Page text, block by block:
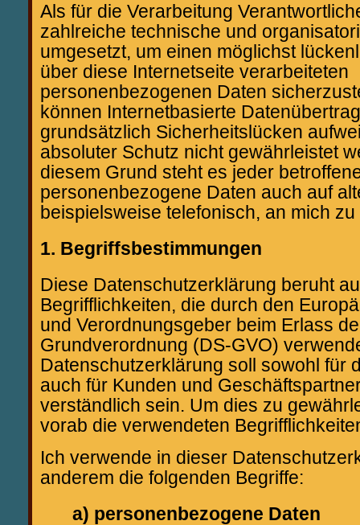
Als für die Verarbeitung
zahlreiche technische und
umgesetzt, um einen möglichst
über diese Internetseite verarbeiteten
personenbezogenen Daten
können Internetbasierte
grundsätzlich Sicherheitslücken
absoluter Schutz nicht gewährleistet
diesem Grund steht es jeder
personenbezogene Daten auch auf
beispielsweise telefonisch, an mich
1. Begriffsbestimmungen
Diese Datenschutzerklärung beruht
Begrifflichkeiten, die durch den
und Verordnungsgeber beim Erlass
Grundverordnung (DS-GVO)
Datenschutzerklärung soll sowohl für
auch für Kunden und
verständlich sein. Um dies zu
vorab die verwendeten
Ich verwende in dieser
anderem die folgenden Begriffe:
a) personenbezogene Daten